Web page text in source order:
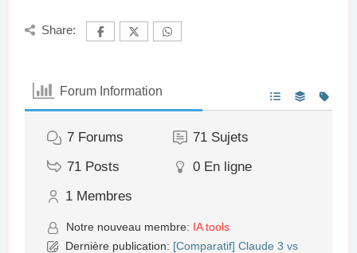
Share:
Forum Information
7 Forums 71 Sujets
71 Posts 0 En ligne
1 Membres
Notre nouveau membre: IA tools
Dernière publication: [Comparatif] Claude 3 vs